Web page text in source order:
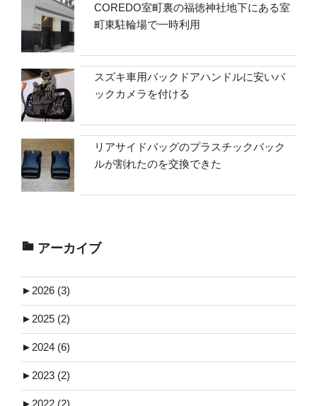
COREDO室町裏の福徳神社地下にある室
町東駐輪場で一時利用
スズキ車用バックドアハンドルに安いバ
ックカメラを付ける
リアサイドバッグのプラスチックバック
ルが割れたのを交換できた
アーカイブ
► 2026 (3)
► 2025 (2)
► 2024 (6)
► 2023 (2)
► 2022 (2)